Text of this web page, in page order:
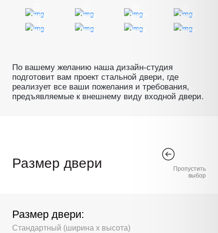
Пример Пример Пример Пример
Пример Пример Пример Пример
По вашему желанию наша дизайн-студия
подготовит вам проект стальной двери, где
реализует все ваши пожелания и требования,
предъявляемые к внешнему виду входной двери.
Размер двери
Пропустить
выбор
Размер двери:
Стандартный (ширина х высота)